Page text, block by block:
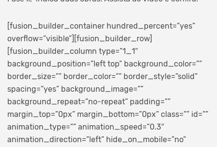
[fusion_builder_container hundred_percent=”yes”
overflow=”visible”][fusion_builder_row]
[fusion_builder_column type=”1_1″
background_position=”left top” background_color=””
border_size=”” border_color=”” border_style=”solid”
spacing=”yes” background_image=””
background_repeat=”no-repeat” padding=””
margin_top=”0px” margin_bottom=”0px” class=”” id=””
animation_type=”” animation_speed=”0.3″
animation_direction=”left” hide_on_mobile=”no”